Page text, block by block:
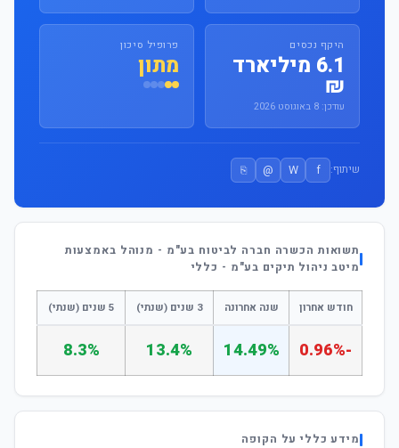
היקף נכסים
6.1 מיליארד
₪
עודכן: 8 באוגוסט 2026
פרופיל סיכון
מתון
שיתוף: f
W
@
⎘
תשואות הכשרה חברה לביטוח בע"מ - מנוהל באמצעות
מיטב ניהול תיקים בע"מ - כללי
חודש אחרון שנה אחרונה 3 שנים (שנתי) 5 שנים (שנתי)
-0.96%
14.49%
13.4%
8.3%
מידע כללי על הקופה